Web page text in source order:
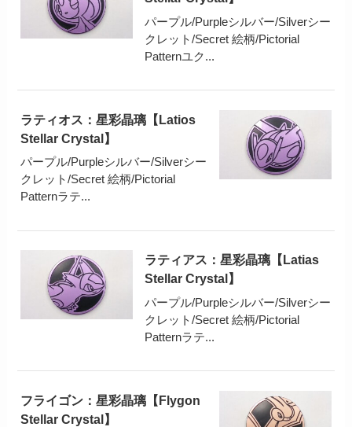
パープル/Purpleシルバー/Silverシー
クレット/Secret 絵柄/Pictorial
Patternユク...
ラティオス：星彩晶璃【Latios
Stellar Crystal】
パープル/Purpleシルバー/Silverシー
クレット/Secret 絵柄/Pictorial
Patternラテ...
ラティアス：星彩晶璃【Latias
Stellar Crystal】
パープル/Purpleシルバー/Silverシー
クレット/Secret 絵柄/Pictorial
Patternラテ...
フライゴン：星彩晶璃【Flygon
Stellar Crystal】